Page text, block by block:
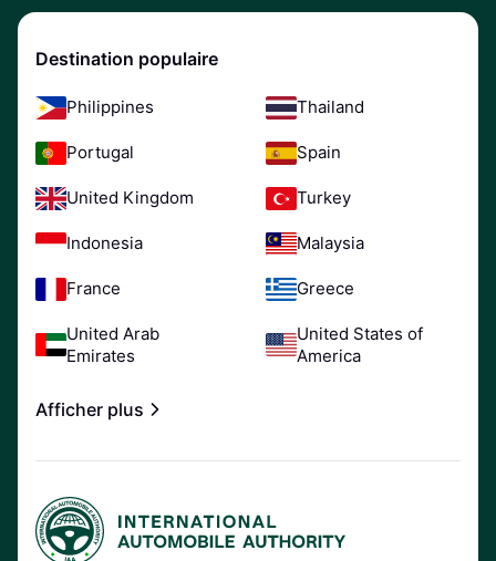
Destination populaire
Philippines Thailand
Portugal Spain
United Kingdom Turkey
Indonesia Malaysia
France Greece
United Arab
Emirates
United States of
America
Afficher plus